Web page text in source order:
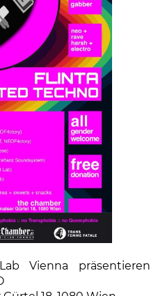
Vienna präsentieren